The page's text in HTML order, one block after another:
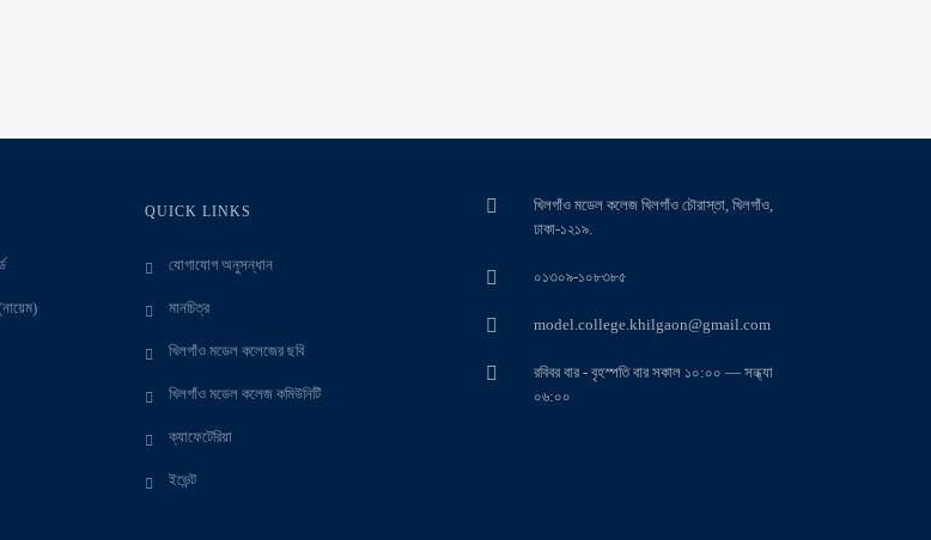
QUICK LINKS
যোগাযোগ অনুসন্ধান
মানচিত্র
খিলগাঁও মডেল কলেজের ছবি
খিলগাঁও মডেল কলেজ কমিউনিটি
ক্যাফেটেরিয়া
ইভেন্ট
খিলগাঁও মডেল কলেজ খিলগাঁও চৌরাস্তা, খিলগাঁও,
ঢাকা-১২১৯.
০১৩০৯-১০৮৩৮৫
model.college.khilgaon@gmail.com
রবিবর বার - বৃহস্পতি বার সকাল ১০:০০ — সন্ধ্যা
০৬:০০